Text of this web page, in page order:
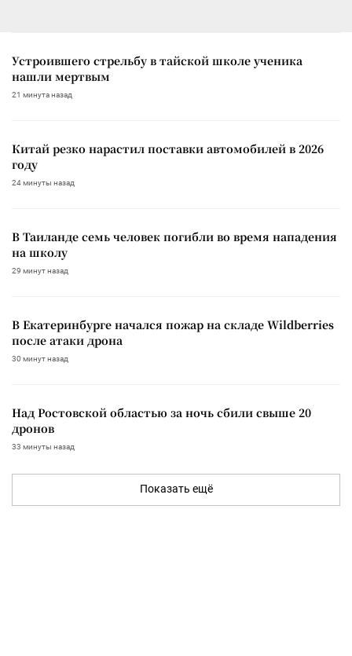
Устроившего стрельбу в тайской школе ученика
нашли мертвым
21 минута назад
Китай резко нарастил поставки автомобилей в 2026
году
24 минуты назад
В Таиланде семь человек погибли во время нападения
на школу
29 минут назад
В Екатеринбурге начался пожар на складе Wildberries
после атаки дрона
30 минут назад
Над Ростовской областью за ночь сбили свыше 20
дронов
33 минуты назад
Показать ещё